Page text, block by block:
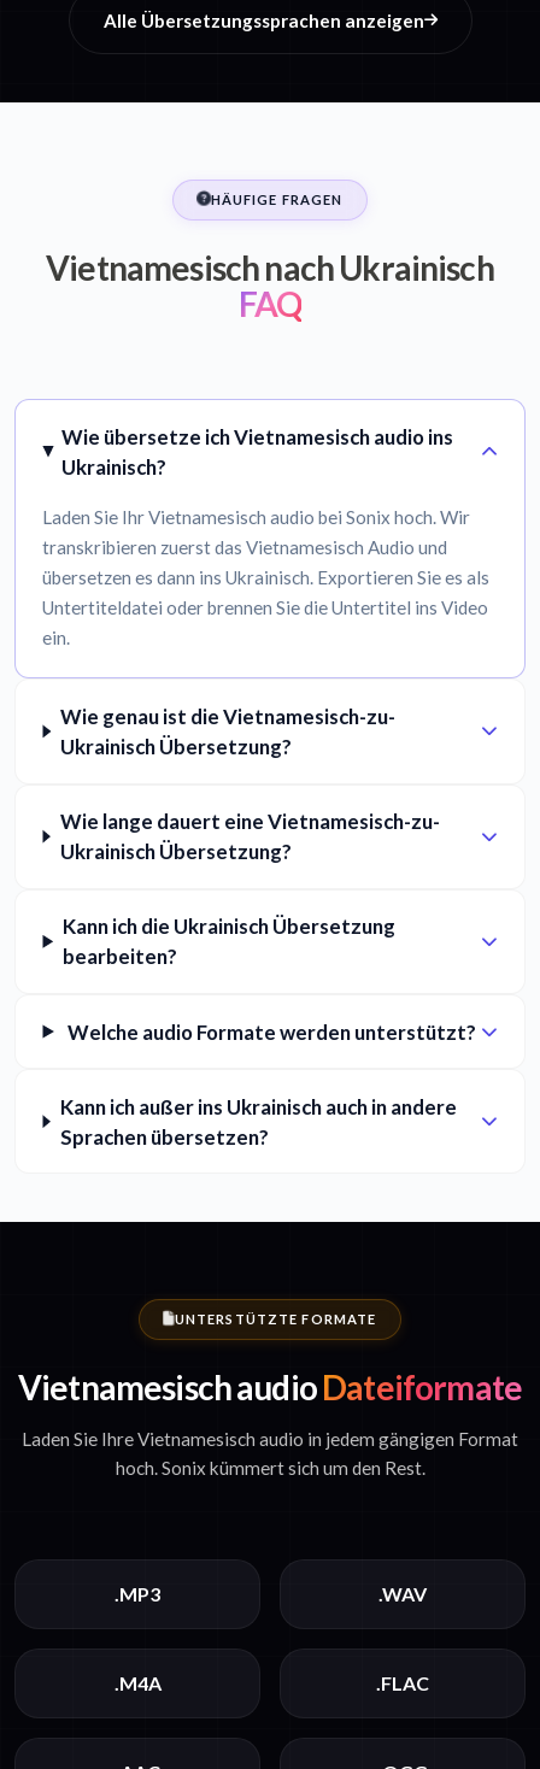
Alle Übersetzungssprachen anzeigen
HÄUFIGE FRAGEN
Vietnamesisch nach Ukrainisch
FAQ
Wie übersetze ich Vietnamesisch audio ins
Ukrainisch?
Laden Sie Ihr Vietnamesisch audio bei Sonix hoch. Wir
transkribieren zuerst das Vietnamesisch Audio und
übersetzen es dann ins Ukrainisch. Exportieren Sie es als
Untertiteldatei oder brennen Sie die Untertitel ins Video
ein.
Wie genau ist die Vietnamesisch-zu-
Ukrainisch Übersetzung?
Wie lange dauert eine Vietnamesisch-zu-
Ukrainisch Übersetzung?
Kann ich die Ukrainisch Übersetzung
bearbeiten?
Welche audio Formate werden unterstützt?
Kann ich außer ins Ukrainisch auch in andere
Sprachen übersetzen?
UNTERSTÜTZTE FORMATE
Vietnamesisch audioDateiformate
Laden Sie Ihre Vietnamesisch audio in jedem gängigen Format
hoch. Sonix kümmert sich um den Rest.
.MP3 .WAV
.M4A .FLAC